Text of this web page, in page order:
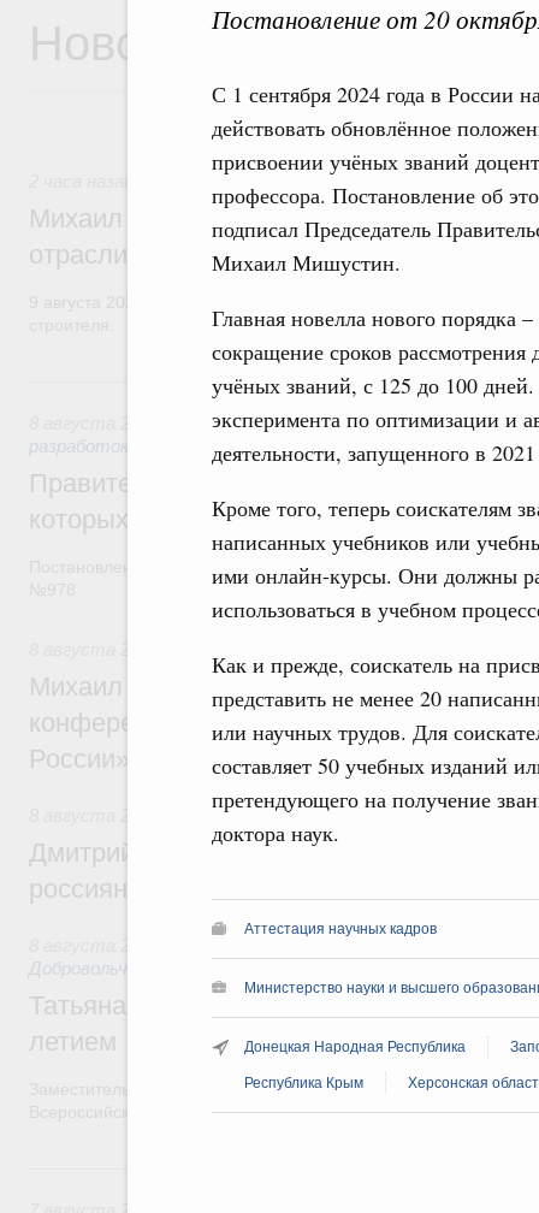
Постановление от 20
С 1 сентября 2024 года в России
действовать обновлённое
присвоении учёных званий
профессора. Постановление об
подписал Председатель
Михаил Мишустин.
Главная новелла нового порядка –
сокращение сроков
учёных званий, с 125 до 100
эксперимента по оптимизации и
деятельности, запущенного в
Кроме того, теперь соискателям
написанных учебников или
ими онлайн-курсы. Они должны
использоваться в учебном
Как и прежде, соискатель на
представить не менее 20
или научных трудов. Для
составляет 50 учебных изданий
претендующего на получение
доктора наук.
Аттестация научных кадров
Министерство науки и высшего
Донецкая Народная Республика
Республика Крым Херсонская
Новости
Регулирование в сфере строительства
Михаил Мишустин поздравил
отрасли с профессиональным
Вчера
Государственная политика в сфере
разработок
Правительство расширило перечень
которых освобождаются от НДФЛ
Постановление от 5 августа 2026 года
Михаил Мишустин дал поручения по
конференции «Цифровая индустрия
России»
Спорт высших достижений и массовый
Дмитрий Чернышенко и Михаил
россиян с Днём физкультурника
Добровольчество и волонтёрство. Благотворительность
Татьяна Голикова поздравила
летием
Заместитель Председателя Правительства Татьяна Голикова
Всероссийского общественного движения «Волонтёры-